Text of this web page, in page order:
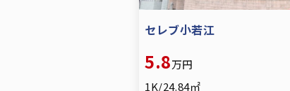
セレブ小若江
5.8万円
1K/24.84㎡